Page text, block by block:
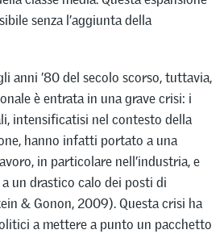
senza l’aggiunta della
anni ’80 del secolo scorso, tuttavia,
è entrata in una grave crisi: i
intensificatisi nel contesto della
hanno infatti portato a una
in particolare nell’industria, e
un drastico calo dei posti di
& Gonon, 2009). Questa crisi ha
a mettere a punto un pacchetto